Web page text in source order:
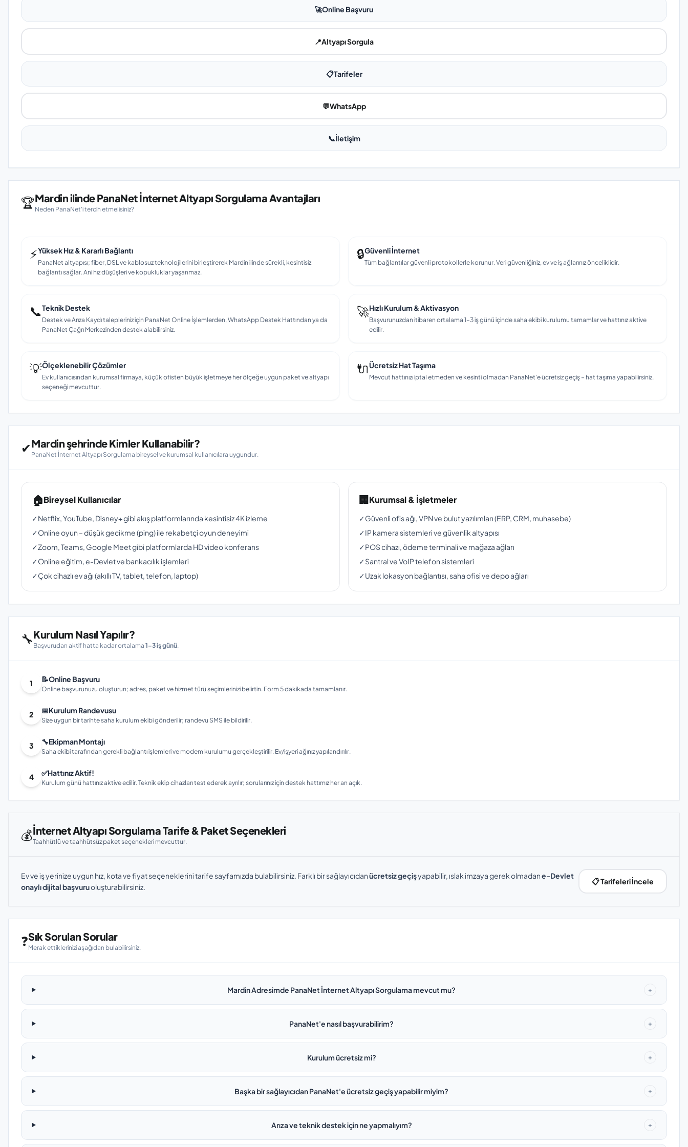
🚀Online Başvuru
📍Altyapı Sorgula
📋Tarifeler
💬WhatsApp
📞İletişim
🏆Mardin ilinde PanaNet İnternet Altyapı Sorgulama Avantajları
Neden PanaNet'i tercih etmelisiniz?
⚡Yüksek Hız & Kararlı Bağlantı
PanaNet altyapısı; fiber, DSL ve kablosuz teknolojilerini birleştirerek Mardin ilinde sürekli, kesintisiz
bağlantı sağlar. Ani hız düşüşleri ve kopukluklar yaşanmaz.
🔒Güvenli İnternet
Tüm bağlantılar güvenli protokollerle korunur. Veri güvenliğiniz, ev ve iş ağlarınız önceliklidir.
📞Teknik Destek
Destek ve Arıza Kaydı talepleriniz için PanaNet Online İşlemlerden, WhatsApp Destek Hattından ya da
PanaNet Çağrı Merkezinden destek alabilirsiniz.
🚀Hızlı Kurulum & Aktivasyon
Başvurunuzdan itibaren ortalama 1–3 iş günü içinde saha ekibi kurulumu tamamlar ve hattınız aktive
edilir.
💡Ölçeklenebilir Çözümler
Ev kullanıcısından kurumsal firmaya, küçük ofisten büyük işletmeye her ölçeğe uygun paket ve altyapı
seçeneği mevcuttur.
🔌Ücretsiz Hat Taşıma
Mevcut hattınızı iptal etmeden ve kesinti olmadan PanaNet'e ücretsiz geçiş – hat taşıma yapabilirsiniz.
✔Mardin şehrinde Kimler Kullanabilir?
PanaNet İnternet Altyapı Sorgulama bireysel ve kurumsal kullanıcılara uygundur.
🏠Bireysel Kullanıcılar
✓Netflix, YouTube, Disney+ gibi akış platformlarında kesintisiz 4K izleme
✓Online oyun – düşük gecikme (ping) ile rekabetçi oyun deneyimi
✓Zoom, Teams, Google Meet gibi platformlarda HD video konferans
✓Online eğitim, e-Devlet ve bankacılık işlemleri
✓Çok cihazlı ev ağı (akıllı TV, tablet, telefon, laptop)
🏢Kurumsal & İşletmeler
✓Güvenli ofis ağı, VPN ve bulut yazılımları (ERP, CRM, muhasebe)
✓IP kamera sistemleri ve güvenlik altyapısı
✓POS cihazı, ödeme terminali ve mağaza ağları
✓Santral ve VoIP telefon sistemleri
✓Uzak lokasyon bağlantısı, saha ofisi ve depo ağları
🔧Kurulum Nasıl Yapılır?
Başvurudan aktif hatta kadar ortalama 1–3 iş günü.
1 📝Online Başvuru
Online başvurunuzu oluşturun; adres, paket ve hizmet türü seçimlerinizi belirtin. Form 5 dakikada tamamlanır.
2 📅Kurulum Randevusu
Size uygun bir tarihte saha kurulum ekibi gönderilir; randevu SMS ile bildirilir.
3 🔧Ekipman Montajı
Saha ekibi tarafından gerekli bağlantı işlemleri ve modem kurulumu gerçekleştirilir. Ev/işyeri ağınız yapılandırılır.
4 ✅Hattınız Aktif!
Kurulum günü hattınız aktive edilir. Teknik ekip cihazları test ederek ayrılır; sorularınız için destek hattımız her an açık.
💰İnternet Altyapı Sorgulama Tarife & Paket Seçenekleri
Taahhütlü ve taahhütsüz paket seçenekleri mevcuttur.
Ev ve iş yerinize uygun hız, kota ve fiyat seçeneklerini tarife sayfamızda bulabilirsiniz. Farklı bir sağlayıcıdanücretsiz geçişyapabilir, ıslak imzaya gerek olmadane-Devlet
onaylı dijital başvuruoluşturabilirsiniz.
📋 Tarifeleri İncele
❓Sık Sorulan Sorular
Merak ettiklerinizi aşağıdan bulabilirsiniz.
Mardin Adresimde PanaNet İnternet Altyapı Sorgulama mevcut mu? +
PanaNet'e nasıl başvurabilirim? +
Kurulum ücretsiz mi? +
Başka bir sağlayıcıdan PanaNet'e ücretsiz geçiş yapabilir miyim? +
Arıza ve teknik destek için ne yapmalıyım? +